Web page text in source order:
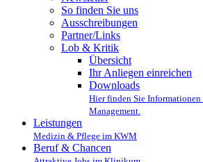
So finden Sie uns
Ausschreibungen
Partner/Links
Lob & Kritik
Übersicht
Ihr Anliegen einreichen
Downloads
Hier finden Sie Informationen
Management.
Leistungen
Medizin & Pflege im KWM
Beruf & Chancen